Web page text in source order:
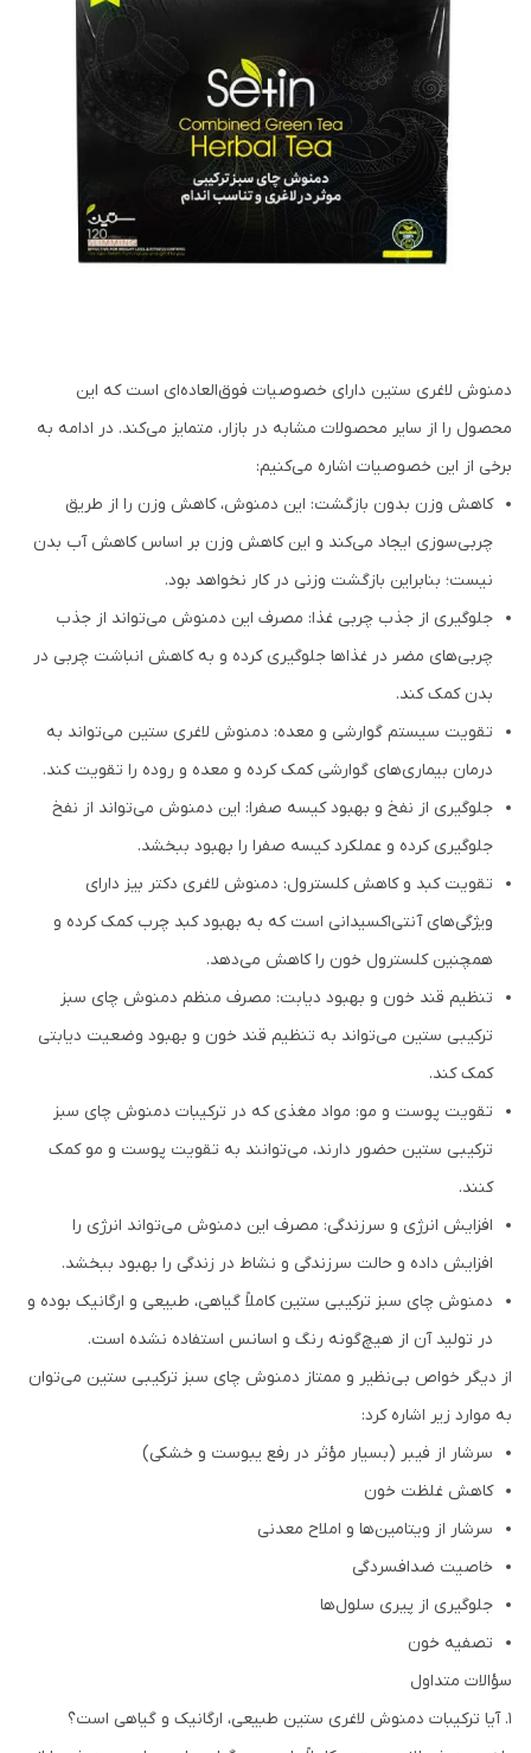
دمنوش لاغری ستین دارای خصوصیات فوق‌العاده‌ای است که این
محصول را از سایر محصولات مشابه در بازار، متمایز می‌کند. در ادامه به
برخی از این خصوصیات اشاره می‌کنیم:
کاهش وزن بدون بازگشت: این دمنوش، کاهش وزن را از طریق
چربی‌سوزی ایجاد می‌کند و این کاهش وزن بر اساس کاهش آب بدن
نیست؛ بنابراین بازگشت وزنی در کار نخواهد بود.
جلوگیری از جذب چربی غذا: مصرف این دمنوش می‌تواند از جذب
چربی‌های مضر در غذاها جلوگیری کرده و به کاهش انباشت چربی در
بدن کمک کند.
تقویت سیستم گوارشی و معده: دمنوش لاغری ستین می‌تواند به
درمان بیماری‌های گوارشی کمک کرده و معده و روده را تقویت کند.
جلوگیری از نفخ و بهبود کیسه صفرا: این دمنوش می‌تواند از نفخ
جلوگیری کرده و عملکرد کیسه صفرا را بهبود ببخشد.
تقویت کبد و کاهش کلسترول: دمنوش لاغری دکتر بیز دارای
ویژگی‌های آنتی‌اکسیدانی است که به بهبود کبد چرب کمک کرده و
همچنین کلسترول خون را کاهش می‌دهد.
تنظیم قند خون و بهبود دیابت: مصرف منظم دمنوش چای سبز
ترکیبی ستین می‌تواند به تنظیم قند خون و بهبود وضعیت دیابتی
کمک کند.
تقویت پوست و مو: مواد مغذی که در ترکیبات دمنوش چای سبز
ترکیبی ستین حضور دارند، می‌توانند به تقویت پوست و مو کمک
کنند.
افزایش انرژی و سرزندگی: مصرف این دمنوش می‌تواند انرژی را
افزایش داده و حالت سرزندگی و نشاط در زندگی را بهبود ببخشد.
دمنوش چای سبز ترکیبی ستین کاملاً گیاهی، طبیعی و ارگانیک بوده و
در تولید آن‌ از هیچ‌گونه رنگ و اسانس استفاده نشده است.
از دیگر خواص بی‌نظیر و ممتاز دمنوش چای سبز ترکیبی ستین می‌توان
به موارد زیر اشاره کرد:
سرشار از فیبر (بسیار مؤثر در رفع یبوست و خشکی)
کاهش غلظت خون
سرشار از ویتامین‌ها و املاح معدنی
خاصیت ضدافسردگی
جلوگیری از پیری سلول‌ها
تصفیه خون
سؤالات متداول
۱. آیا ترکیبات دمنوش لاغری ستین طبیعی، ارگانیک و گیاهی است؟